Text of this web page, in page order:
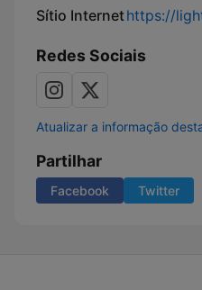
Sítio Internethttps://
Redes Sociais
Atualizar a informação
Partilhar
Facebook Twitter